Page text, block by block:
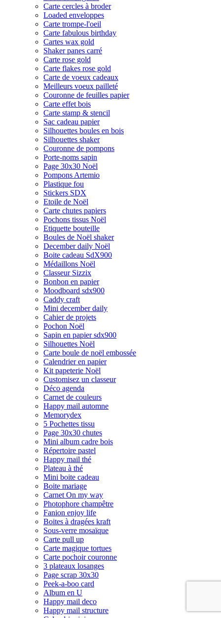
Carte cercles à broder
Loaded enveloppes
Carte trompe-l'oeil
Carte fabulous birthday
Cartes wax gold
Shaker panes carré
Carte rose gold
Carte flakes rose gold
Carte de voeux cadeaux
Meilleurs voeux pailleté
Couronne de feuilles papier
Carte effet bois
Carte stamp & stencil
Sac cadeau papier
Silhouettes boules en bois
Silhouettes shaker
Couronne de pompons
Porte-noms sapin
Page 30x30 Noël
Pompons Artemio
Plastique fou
Stickers SDX
Etoile de Noël
Carte chutes papiers
Pochons tissus Noël
Etiquette bouteille
Boules de Noël shaker
December daily Noël
Boite cadeau SdX900
Médaillons Noël
Classeur Sizzix
Bonbon en papier
Moodboard sdx900
Caddy craft
Mini december daily
Cahier de projets
Pochon Noël
Sapin en papier sdx900
Silhouettes Noël
Carte boule de noël embossée
Calendrier en papier
Kit papeterie Noël
Customisez un classeur
Déco agenda
Carnet de couleurs
Happy mail automne
Memorydex
5 Pochettes tissu
Page 30x30 chutes
Mini album cadre bois
Répertoire pastel
Happy mail thé
Plateau à thé
Mini boite cadeau
Boite mariage
Carnet On my way
Photophore champêtre
Fanion enjoy life
Boites à dragées kraft
Sous-verre mosaïque
Carte pull up
Carte magique tortues
Carte pochoir couronne
3 plateaux losanges
Page scrap 30x30
Peek-a-boo card
Album en U
Happy mail deco
Happy mail structure